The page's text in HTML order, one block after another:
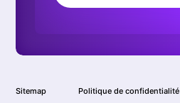
Sitemap Politique de confidentialité